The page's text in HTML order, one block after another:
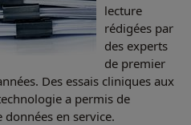
lecture
rédigées par
des experts
de premier
Des essais cliniques aux
a permis de
en service.